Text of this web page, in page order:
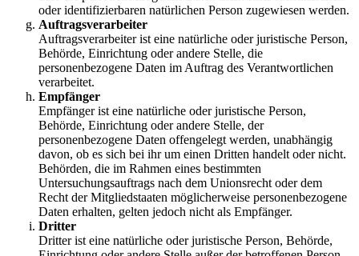
oder identifizierbaren natürlichen Person zugewiesen werden.
Auftragsverarbeiter
Auftragsverarbeiter ist eine natürliche oder juristische Person,
Behörde, Einrichtung oder andere Stelle, die
personenbezogene Daten im Auftrag des Verantwortlichen
verarbeitet.
Empfänger
Empfänger ist eine natürliche oder juristische Person,
Behörde, Einrichtung oder andere Stelle, der
personenbezogene Daten offengelegt werden, unabhängig
davon, ob es sich bei ihr um einen Dritten handelt oder nicht.
Behörden, die im Rahmen eines bestimmten
Untersuchungsauftrags nach dem Unionsrecht oder dem
Recht der Mitgliedstaaten möglicherweise personenbezogene
Daten erhalten, gelten jedoch nicht als Empfänger.
Dritter
Dritter ist eine natürliche oder juristische Person, Behörde,